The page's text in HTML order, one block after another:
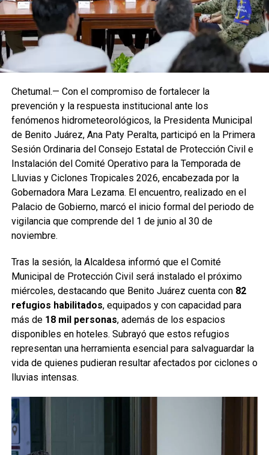
Chetumal.— Con el compromiso de fortalecer la
prevención y la respuesta institucional ante los
fenómenos hidrometeorológicos, la Presidenta Municipal
de Benito Juárez, Ana Paty Peralta, participó en la Primera
Sesión Ordinaria del Consejo Estatal de Protección Civil e
Instalación del Comité Operativo para la Temporada de
Lluvias y Ciclones Tropicales 2026, encabezada por la
Gobernadora Mara Lezama. El encuentro, realizado en el
Palacio de Gobierno, marcó el inicio formal del periodo de
vigilancia que comprende del 1 de junio al 30 de
noviembre.
Tras la sesión, la Alcaldesa informó que el Comité
Municipal de Protección Civil será instalado el próximo
miércoles, destacando que Benito Juárez cuenta con 82
refugios habilitados, equipados y con capacidad para
más de 18 mil personas, además de los espacios
disponibles en hoteles. Subrayó que estos refugios
representan una herramienta esencial para salvaguardar la
vida de quienes pudieran resultar afectados por ciclones o
lluvias intensas.